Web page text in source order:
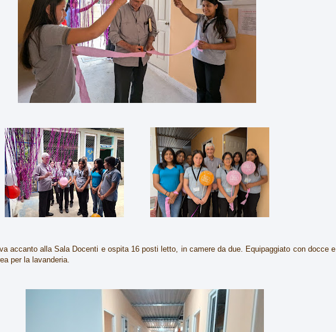
accanto alla Sala Docenti e ospita 16 posti letto, in camere da due. Equipaggiato con docce e
per la lavanderia.